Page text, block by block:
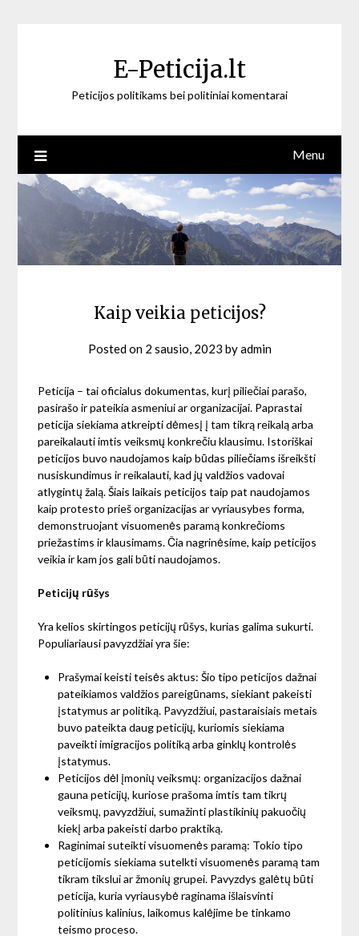
E-Peticija.lt
Peticijos politikams bei politiniai komentarai
Menu
Kaip veikia peticijos?
Posted on 2 sausio, 2023 byadmin
Peticija – tai oficialus dokumentas, kurį piliečiai parašo,
pasirašo ir pateikia asmeniui ar organizacijai. Paprastai
peticija siekiama atkreipti dėmesį į tam tikrą reikalą arba
pareikalauti imtis veiksmų konkrečiu klausimu. Istoriškai
peticijos buvo naudojamos kaip būdas piliečiams išreikšti
nusiskundimus ir reikalauti, kad jų valdžios vadovai
atlygintų žalą. Šiais laikais peticijos taip pat naudojamos
kaip protesto prieš organizacijas ar vyriausybes forma,
demonstruojant visuomenės paramą konkrečioms
priežastims ir klausimams. Čia nagrinėsime, kaip peticijos
veikia ir kam jos gali būti naudojamos.
Peticijų rūšys
Yra kelios skirtingos peticijų rūšys, kurias galima sukurti.
Populiariausi pavyzdžiai yra šie:
Prašymai keisti teisės aktus: Šio tipo peticijos dažnai
pateikiamos valdžios pareigūnams, siekiant pakeisti
įstatymus ar politiką. Pavyzdžiui, pastaraisiais metais
buvo pateikta daug peticijų, kuriomis siekiama
paveikti imigracijos politiką arba ginklų kontrolės
įstatymus.
Peticijos dėl įmonių veiksmų: organizacijos dažnai
gauna peticijų, kuriose prašoma imtis tam tikrų
veiksmų, pavyzdžiui, sumažinti plastikinių pakuočių
kiekį arba pakeisti darbo praktiką.
Raginimai suteikti visuomenės paramą: Tokio tipo
peticijomis siekiama sutelkti visuomenės paramą tam
tikram tikslui ar žmonių grupei. Pavyzdys galėtų būti
peticija, kuria vyriausybė raginama išlaisvinti
politinius kalinius, laikomus kalėjime be tinkamo
teismo proceso.